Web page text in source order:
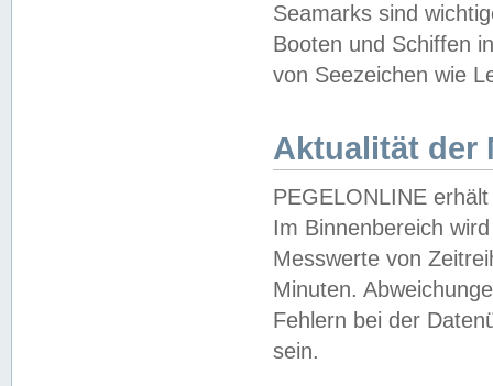
Seamarks sind
Booten und Schiffen
von Seezeichen wie
Aktualität der
PEGELONLINE
Im Binnenbereich
Messwerte von
Minuten.
Fehlern bei der
sein.